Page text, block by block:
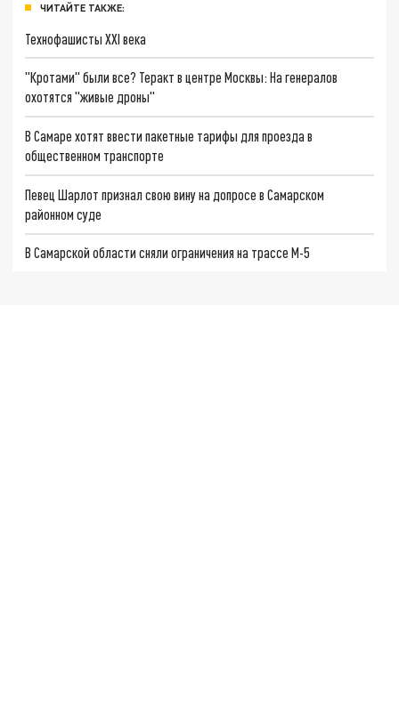
ЧИТАЙТЕ ТАКЖЕ:
Технофашисты XXI века
"Кротами" были все? Теракт в центре Москвы: На генералов
охотятся "живые дроны"
В Самаре хотят ввести пакетные тарифы для проезда в
общественном транспорте
Певец Шарлот признал свою вину на допросе в Самарском
районном суде
В Самарской области сняли ограничения на трассе М-5